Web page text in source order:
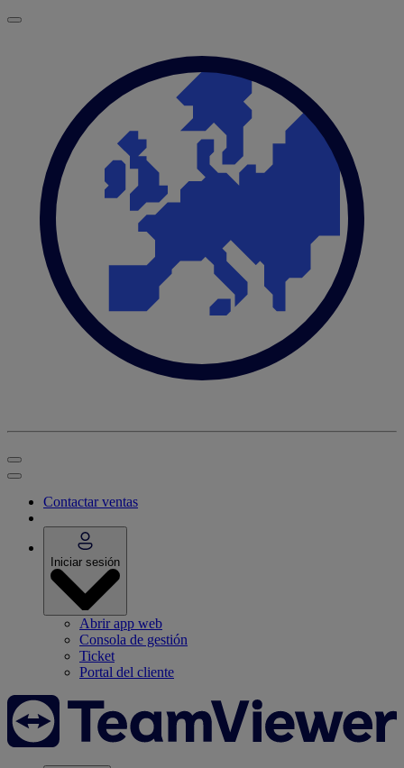
Contactar ventas
Iniciar sesión
Abrir app web
Consola de gestión
Ticket
Portal del cliente